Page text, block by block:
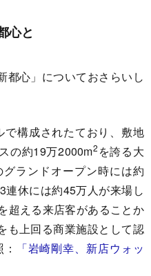
心と
心」についておさらいし
構成されたており、敷地
の約19万2000m2 を誇る大
ランドオープン時には約
休には約45万人が来場し
超える来店客があることか
も上回る商業施設として認
「岩崎剛幸、新店ウォッ